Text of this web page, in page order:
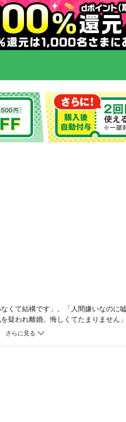
くて結構です」。「人間嫌いなのに
疑われ離婚。悔しくてたまりません
る衝撃の回答は、しかし同時に慈愛
」回答「親御さんに泣きつきなさい
にではなく、あなた自身に対してで
」回答「立派な息子さんに育ったで
の事態は打開できます」◆「この愛
られません」◆「夫に浮気を疑われ